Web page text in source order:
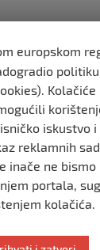
od
ljudi, ranjeno
objavio da je
Najnovije
europskom
iskustvo
reklamnih
inače ne
portala,
kolačića.